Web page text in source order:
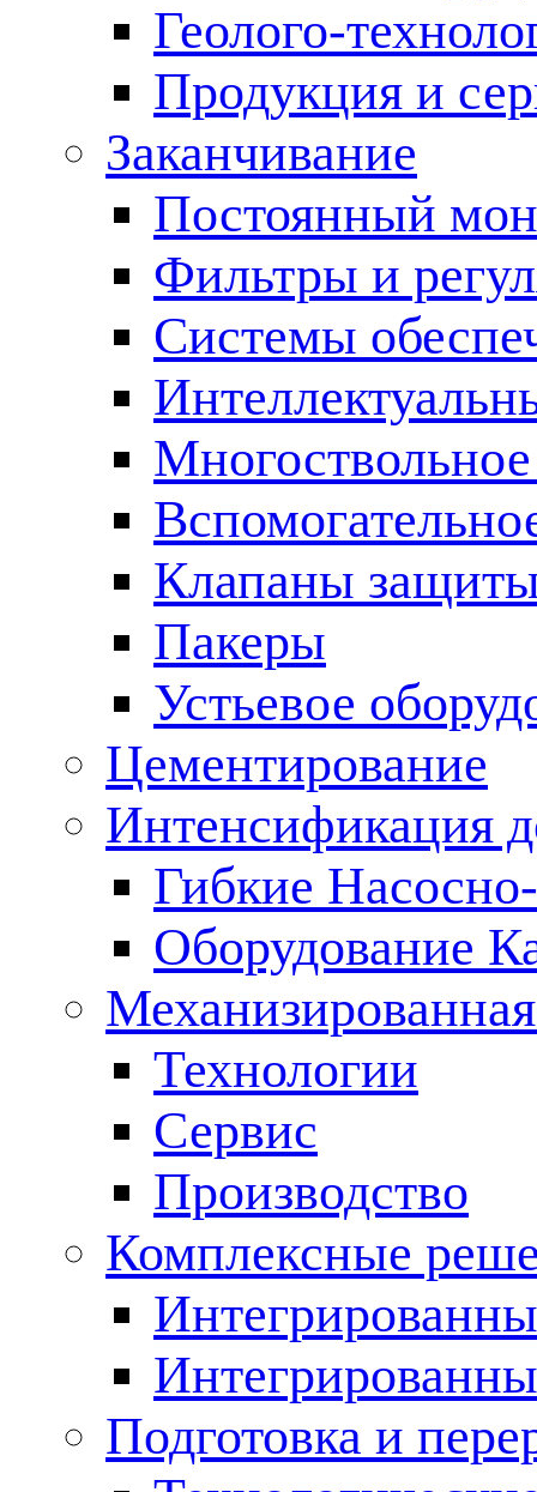
Геолого-
Продукция и
Заканчивание
Постоянный
Фильтры и
Cистемы
Клапаны
Пакеры
Устьевое
Цементирование
Интенсификация
Гибкие
Оборудование
Технологии
Сервис
Производство
Комплексные
Подготовка и